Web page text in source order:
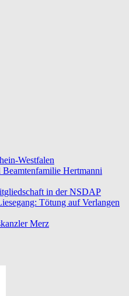
Westfalen
Hertmanni
in der NSDAP
Tötung auf Verlangen
Merz